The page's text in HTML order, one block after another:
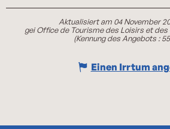
Aktualisiert am 04 November
gei Office de Tourisme des Loisirs et
(Kennung des Angebots :
Einen Irrtum